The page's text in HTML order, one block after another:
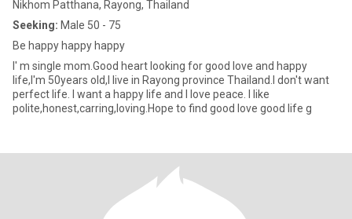
Nikhom Patthana, Rayong, Thailand
Seeking: Male 50 - 75
Be happy happy happy
I' m single mom.Good heart looking for good love and happy
life,I'm 50years old,I live in Rayong province Thailand.I don't want
perfect life. I want a happy life and I love peace. I like
polite,honest,carring,loving.Hope to find good love good life g